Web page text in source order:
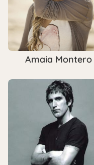
Amaia Montero